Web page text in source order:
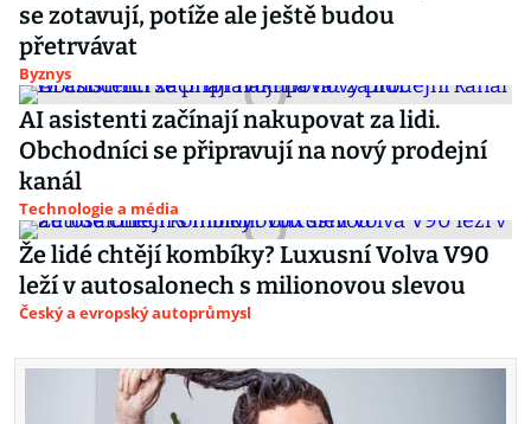
se zotavují, potíže ale ještě budou
přetrvávat
Byznys
AI asistenti začínají nakupovat za lidi.
Obchodníci se připravují na nový prodejní
kanál
Technologie a média
Že lidé chtějí kombíky? Luxusní Volva V90
leží v autosalonech s milionovou slevou
Český a evropský autoprůmysl